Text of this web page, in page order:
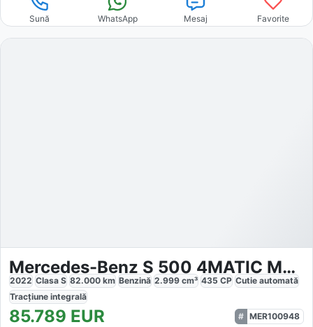
Sună WhatsApp Mesaj Favorite
Mercedes-Benz S 500 4MATIC MHEV Long Aut.
2022 Clasa S 82.000 km Benzină 2.999 cm³ 435 CP Cutie automată
Tracțiune integrală
85.789 EUR
MER100948